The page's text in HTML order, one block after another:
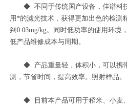
◆ 不同于传统国产设备，佳谱科技
用*的滤光技术，获得更加出色的检测
到0.03mg/kg。同时低功率的使用环境
低产品维修成本与周期。
◆ 产品重量轻，体积小，可以携带
测，节省时间，提高效率。照射样品。
◆ 目前本产品可用于稻米、小麦、